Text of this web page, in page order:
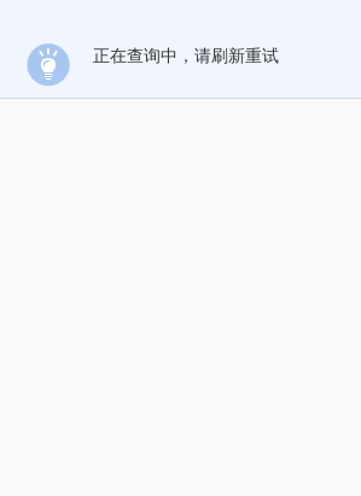
正在查询中，请刷新重试